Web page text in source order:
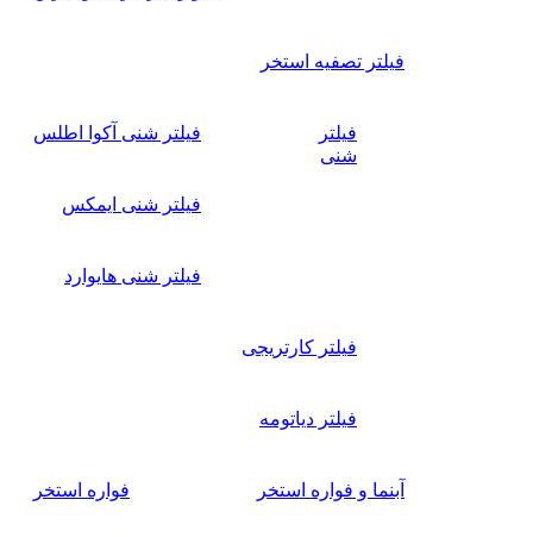
فیلتر تصفیه استخر
فیلتر
شنی
فیلتر شنی آکوا اطلس
فیلتر شنی ایمکس
فیلتر شنی هایوارد
فیلتر کارتریجی
فیلتر دیاتومه
آبنما و فواره استخر فواره استخر